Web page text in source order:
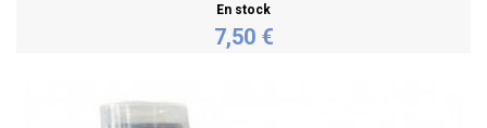
En stock
7,50 €